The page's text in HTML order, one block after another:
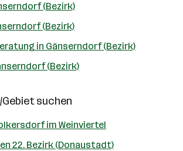
(Bezirk)
(Bezirk)
in Gänserndorf (Bezirk)
(Bezirk)
Gebiet suchen
im Weinviertel
22. Bezirk (Donaustadt)